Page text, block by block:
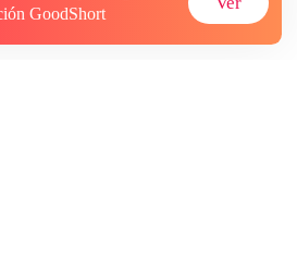
GoodShort